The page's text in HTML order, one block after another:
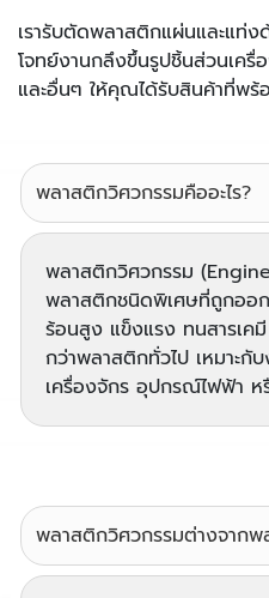
เรารับตัดพลาสติกแผ่นและแท่
โจทย์งานกลึงขึ้นรูปชิ้นส่วนเค
และอื่นๆ ให้คุณได้รับสินค้าที่พร้
พลาสติกวิศวกรรมคืออะไร?
พลาสติกวิศวกรรม
พลาสติกชนิดพิเศษที่ถูกออ
ร้อนสูง แข็งแรง ทนสารเคมี
กว่าพลาสติกทั่วไป เหมาะกั
เครื่องจักร อุปกรณ์ไฟฟ้า
พลาสติกวิศวกรรมต่างจากพ